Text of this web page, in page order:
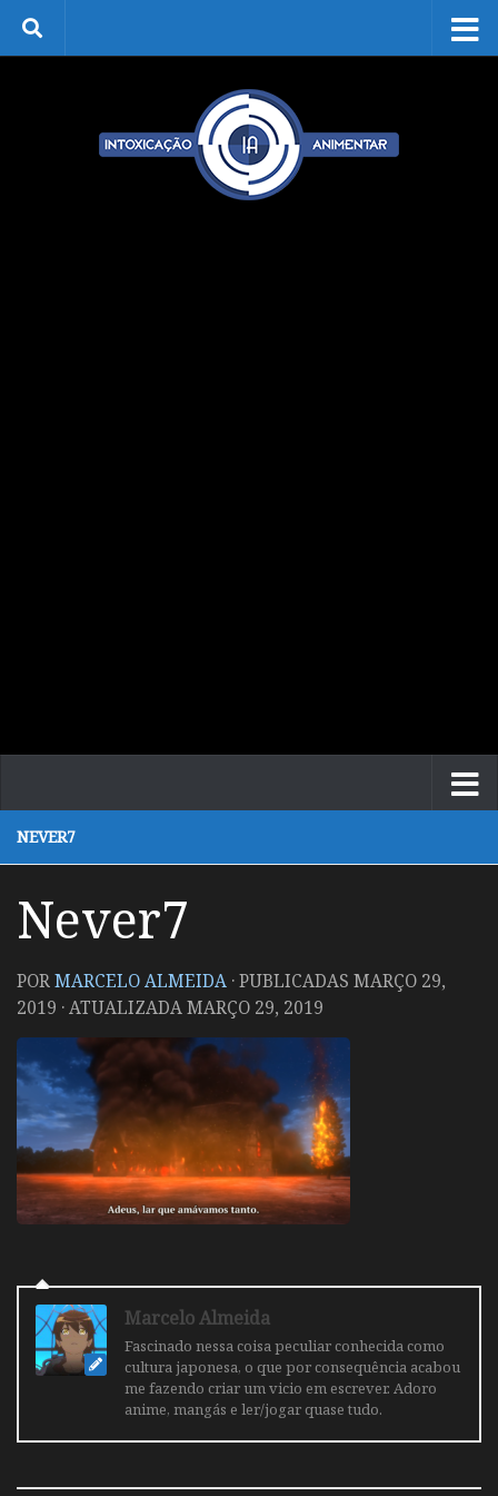
Skip to content
NEVER7
Never7
PORMARCELO ALMEIDA · PUBLICADAS MARÇO 29,
2019 · ATUALIZADAMARÇO 29, 2019
Marcelo Almeida
Fascinado nessa coisa peculiar conhecida como
cultura japonesa, o que por consequência acabou
me fazendo criar um vicio em escrever. Adoro
anime, mangás e ler/jogar quase tudo.